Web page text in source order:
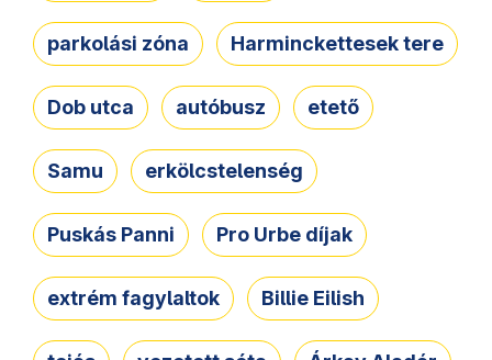
parkolási zóna Harminckettesek tere
Dob utca autóbusz etető
Samu erkölcstelenség
Puskás Panni Pro Urbe díjak
extrém fagylaltok Billie Eilish